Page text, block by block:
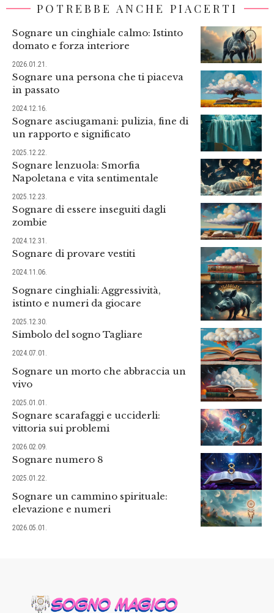
POTREBBE ANCHE PIACERTI
Sognare un cinghiale calmo: Istinto
domato e forza interiore
2026.01.21.
Sognare una persona che ti piaceva
in passato
2024.12.16.
Sognare asciugamani: pulizia, fine di
un rapporto e significato
2025.12.22.
Sognare lenzuola: Smorfia
Napoletana e vita sentimentale
2025.12.23.
Sognare di essere inseguiti dagli
zombie
2024.12.31.
Sognare di provare vestiti
2024.11.06.
Sognare cinghiali: Aggressività,
istinto e numeri da giocare
2025.12.30.
Simbolo del sogno Tagliare
2024.07.01.
Sognare un morto che abbraccia un
vivo
2025.01.01.
Sognare scarafaggi e ucciderli:
vittoria sui problemi
2026.02.09.
Sognare numero 8
2025.01.22.
Sognare un cammino spirituale:
elevazione e numeri
2026.05.01.